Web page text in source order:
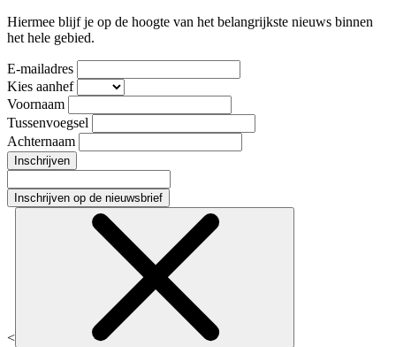
Hiermee blijf je op de hoogte van het belangrijkste nieuws binnen
het hele gebied.
E-mailadres
Kies aanhef
Voornaam
Tussenvoegsel
Achternaam
Inschrijven
Inschrijven op de nieuwsbrief
<